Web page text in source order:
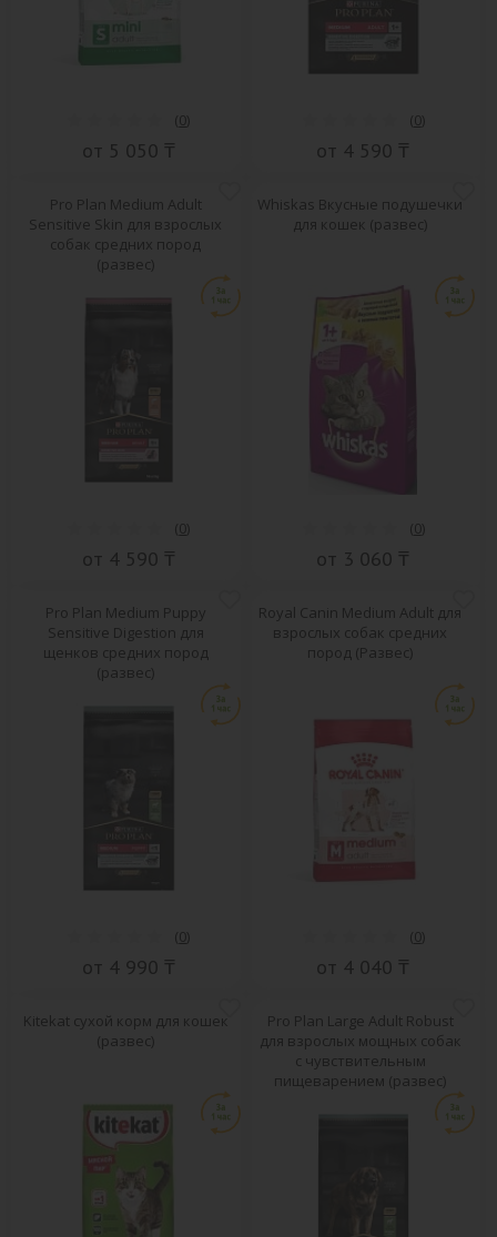
(0)
от 5 050 ₸
(0)
от 4 590 ₸
Pro Plan Medium Adult
Sensitive Skin для взрослых
собак средних пород
(развес)
(0)
от 4 590 ₸
Whiskas Вкусные подушечки
для кошек (развес)
(0)
от 3 060 ₸
Pro Plan Medium Puppy
Sensitive Digestion для
щенков средних пород
(развес)
(0)
от 4 990 ₸
Royal Canin Medium Adult для
взрослых собак средних
пород (Развес)
(0)
от 4 040 ₸
Kitekat сухой корм для кошек
(развес)
Pro Plan Large Adult Robust
для взрослых мощных собак
с чувствительным
пищеварением (развес)